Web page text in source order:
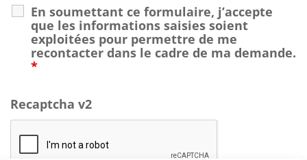
En soumettant ce formulaire, j’accepte
que les informations saisies soient
exploitées pour permettre de me
recontacter dans le cadre de ma demande.
*
Recaptcha v2